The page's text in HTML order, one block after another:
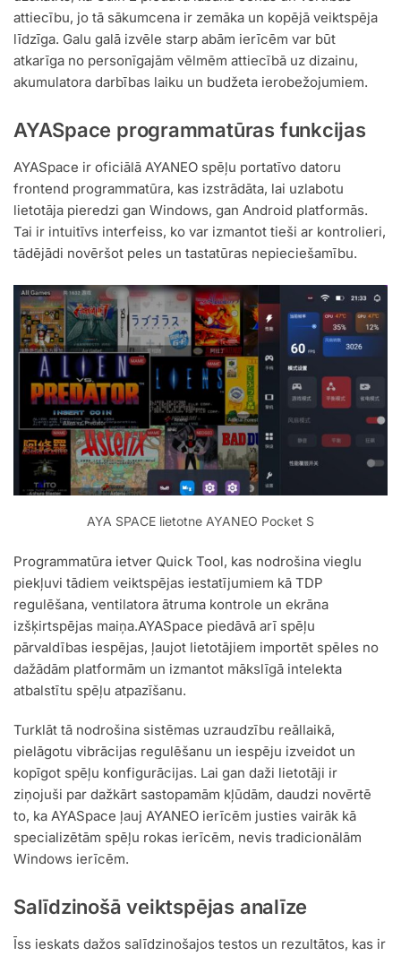
attiecību, jo tā sākumcena ir zemāka un kopējā veiktspēja
līdzīga. Galu galā izvēle starp abām ierīcēm var būt
atkarīga no personīgajām vēlmēm attiecībā uz dizainu,
akumulatora darbības laiku un budžeta ierobežojumiem.
AYASpace programmatūras funkcijas
AYASpace ir oficiālā AYANEO spēļu portatīvo datoru
frontend programmatūra, kas izstrādāta, lai uzlabotu
lietotāja pieredzi gan Windows, gan Android platformās.
Tai ir intuitīvs interfeiss, ko var izmantot tieši ar kontrolieri,
tādējādi novēršot peles un tastatūras nepieciešamību.
AYA SPACE lietotne AYANEO Pocket S
Programmatūra ietver Quick Tool, kas nodrošina vieglu
piekļuvi tādiem veiktspējas iestatījumiem kā TDP
regulēšana, ventilatora ātruma kontrole un ekrāna
izšķirtspējas maiņa.AYASpace piedāvā arī spēļu
pārvaldības iespējas, ļaujot lietotājiem importēt spēles no
dažādām platformām un izmantot mākslīgā intelekta
atbalstītu spēļu atpazīšanu.
Turklāt tā nodrošina sistēmas uzraudzību reāllaikā,
pielāgotu vibrācijas regulēšanu un iespēju izveidot un
kopīgot spēļu konfigurācijas. Lai gan daži lietotāji ir
ziņojuši par dažkārt sastopamām kļūdām, daudzi novērtē
to, ka AYASpace ļauj AYANEO ierīcēm justies vairāk kā
specializētām spēļu rokas ierīcēm, nevis tradicionālām
Windows ierīcēm.
Salīdzinošā veiktspējas analīze
Īss ieskats dažos salīdzinošajos testos un rezultātos, kas ir